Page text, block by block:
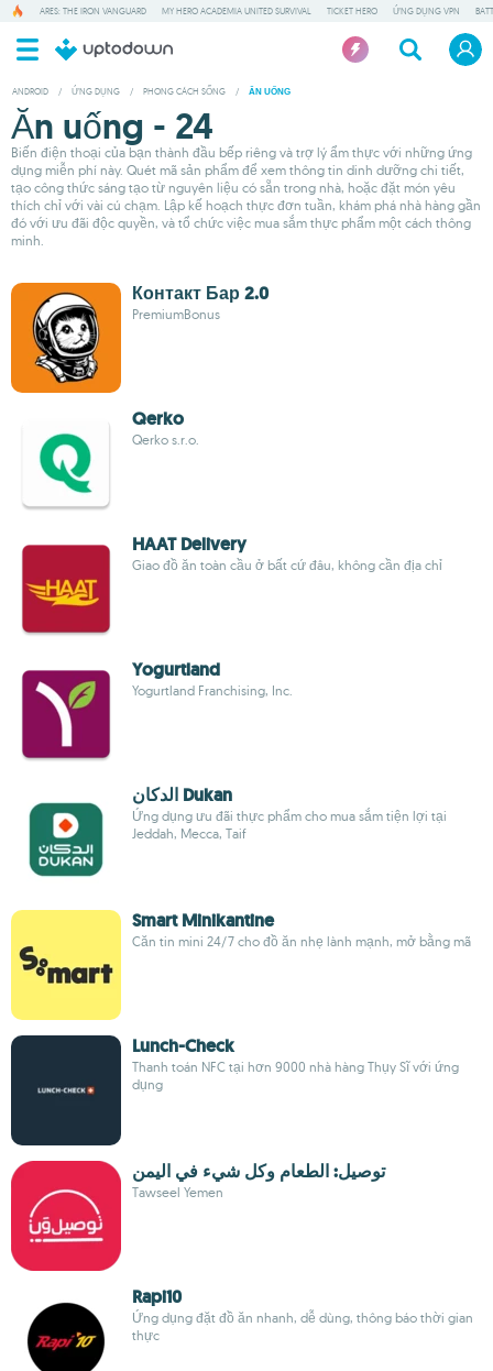
ARES: THE IRON VANGUARD MY HERO ACADEMIA UNITED SURVIVAL TICKET HERO ỨNG DỤNG VPN
ANDROID / ỨNG DỤNG / PHONG CÁCH SỐNG / ĂN UỐNG
Ăn uống - 24
Biến điện thoại của bạn thành đầu bếp riêng và trợ lý ẩm thực với những ứng
dụng miễn phí này. Quét mã sản phẩm để xem thông tin dinh dưỡng chi tiết,
tạo công thức sáng tạo từ nguyên liệu có sẵn trong nhà, hoặc đặt món yêu
thích chỉ với vài cú chạm. Lập kế hoạch thực đơn tuần, khám phá nhà hàng gần
đó với ưu đãi độc quyền, và tổ chức việc mua sắm thực phẩm một cách thông
minh.
Контакт Бар 2.0
PremiumBonus
Qerko
Qerko s.r.o.
HAAT Delivery
Giao đồ ăn toàn cầu ở bất cứ đâu, không cần địa chỉ
Yogurtland
Yogurtland Franchising, Inc.
الدكان Dukan
Ứng dụng ưu đãi thực phẩm cho mua sắm tiện lợi tại
Jeddah, Mecca, Taif
Smart Minikantine
Căn tin mini 24/7 cho đồ ăn nhẹ lành mạnh, mở bằng mã
Lunch-Check
Thanh toán NFC tại hơn 9000 nhà hàng Thụy Sĩ với ứng
dụng
توصيل: الطعام وكل شيء في اليمن
Tawseel Yemen
Rapi10
Ứng dụng đặt đồ ăn nhanh, dễ dùng, thông báo thời gian
thực